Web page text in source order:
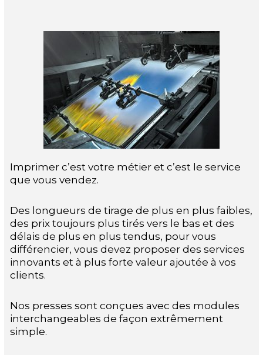
Imprimer c’est votre métier et c’est le service
que vous vendez.
Des longueurs de tirage de plus en plus faibles,
des prix toujours plus tirés vers le bas et des
délais de plus en plus tendus, pour vous
différencier, vous devez proposer des services
innovants et à plus forte valeur ajoutée à vos
clients.
Nos presses sont conçues avec des modules
interchangeables de façon extrêmement
simple.